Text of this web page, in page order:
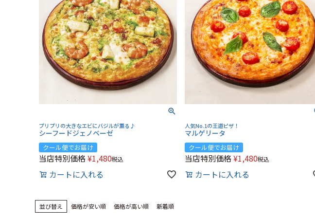
プリプリの大きなエビにバジルが薫る♪
シーフードジェノベーゼ
クール便でお届け
当店特別価格¥1,480税込
カートに入れる
人気No.1の王道ピザ！
マルゲリータ
クール便でお届け
当店特別価格¥1,480税込
カートに入れる
並び替え 価格が安い順 価格が高い順 新着順